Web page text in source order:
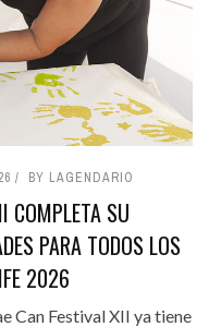
BY LAGENDARIO
COMPLETA SU
PARA TODOS LOS
2026
Can Festival XII ya tiene